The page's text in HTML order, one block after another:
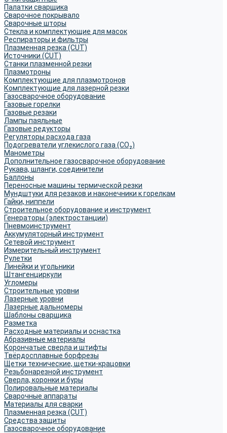
Палатки сварщика
Сварочное покрывало
Сварочные шторы
Стекла и комплектующие для масок
Респираторы и фильтры
Плазменная резка (CUT)
Источники (CUT)
Станки плазменной резки
Плазмотроны
Комплектующие для плазмотронов
Комплектующие для лазерной резки
Газосварочное оборудование
Газовые горелки
Газовые резаки
Лампы паяльные
Газовые редукторы
Регуляторы расхода газа
Подогреватели углекислого газа (CO₂)
Манометры
Дополнительное газосварочное оборудование
Рукава, шланги, соединители
Баллоны
Переносные машины термической резки
Мундштуки для резаков и наконечники к горелкам
Гайки, ниппели
Строительное оборудование и инструмент
Генераторы (электростанции)
Пневмоинструмент
Аккумуляторный инструмент
Сетевой инструмент
Измерительный инструмент
Рулетки
Линейки и угольники
Штангенциркули
Угломеры
Строительные уровни
Лазерные уровни
Лазерные дальномеры
Шаблоны сварщика
Разметка
Расходные материалы и оснастка
Абразивные материалы
Корончатые сверла и штифты
Твёрдосплавные борфрезы
Щетки технические, щетки-крацовки
Резьбонарезной инструмент
Сверла, коронки и буры
Полировальные материалы
Сварочные аппараты
Материалы для сварки
Плазменная резка (CUT)
Средства защиты
Газосварочное оборудование